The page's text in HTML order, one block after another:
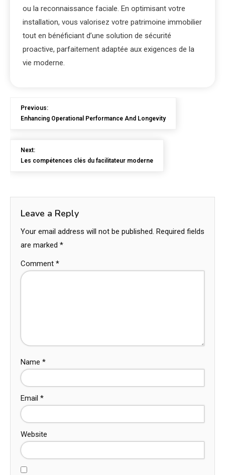
ou la reconnaissance faciale. En optimisant votre
installation, vous valorisez votre patrimoine immobilier
tout en bénéficiant d’une solution de sécurité
proactive, parfaitement adaptée aux exigences de la
vie moderne.
Previous:
Enhancing Operational Performance And Longevity
Next:
Les compétences clés du facilitateur moderne
Leave a Reply
Your email address will not be published. Required fields
are marked *
Comment *
Name *
Email *
Website